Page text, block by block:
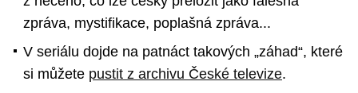
zpráva, mystifikace, poplašná zpráva...
V seriálu dojde na patnáct takových „záhad“, které
si můžete pustit z archivu České televize.